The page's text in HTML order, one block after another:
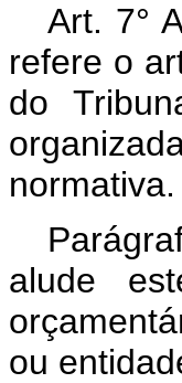
Art. 7°
refere o
do
normativa.
alude
ou